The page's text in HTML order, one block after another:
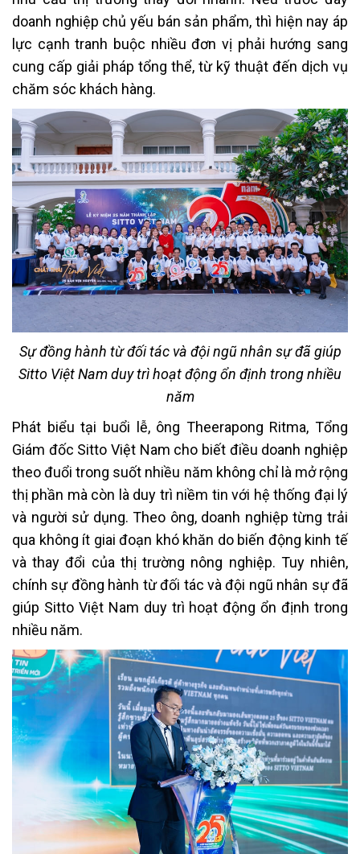
doanh nghiệp chủ yếu bán sản phẩm, thì hiện nay áp
lực cạnh tranh buộc nhiều đơn vị phải hướng sang
cung cấp giải pháp tổng thể, từ kỹ thuật đến dịch vụ
chăm sóc khách hàng.
Sự đồng hành từ đối tác và đội ngũ nhân sự đã giúp
Sitto Việt Nam duy trì hoạt động ổn định trong nhiều
năm
Phát biểu tại buổi lễ, ông Theerapong Ritma, Tổng
Giám đốc Sitto Việt Nam cho biết điều doanh nghiệp
theo đuổi trong suốt nhiều năm không chỉ là mở rộng
thị phần mà còn là duy trì niềm tin với hệ thống đại lý
và người sử dụng. Theo ông, doanh nghiệp từng trải
qua không ít giai đoạn khó khăn do biến động kinh tế
và thay đổi của thị trường nông nghiệp. Tuy nhiên,
chính sự đồng hành từ đối tác và đội ngũ nhân sự đã
giúp Sitto Việt Nam duy trì hoạt động ổn định trong
nhiều năm.